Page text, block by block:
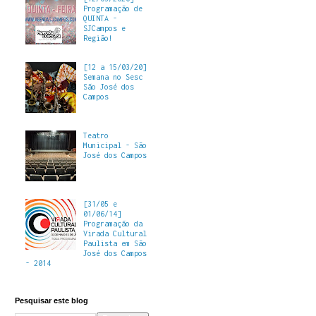
Programação de
QUINTA -
SJCampos e
Região!
[12 a 15/03/20]
Semana no Sesc
São José dos
Campos
Teatro
Municipal - São
José dos Campos
[31/05 e
01/06/14]
Programação da
Virada Cultural
Paulista em São
José dos Campos
- 2014
Pesquisar este blog